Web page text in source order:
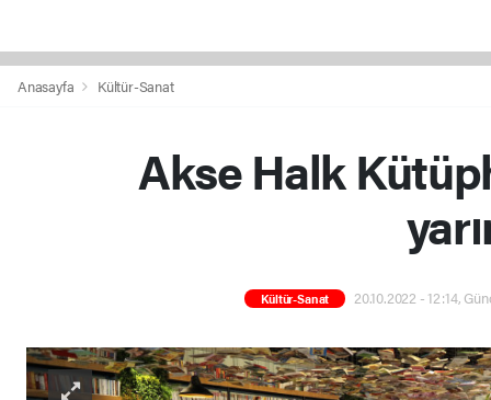
Anasayfa Kültür-Sanat
Akse Halk
Kültür-Sanat 20.10.2022 - 12:14,